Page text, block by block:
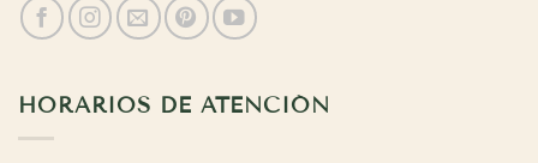
HORARIOS DE ATENCIÓN